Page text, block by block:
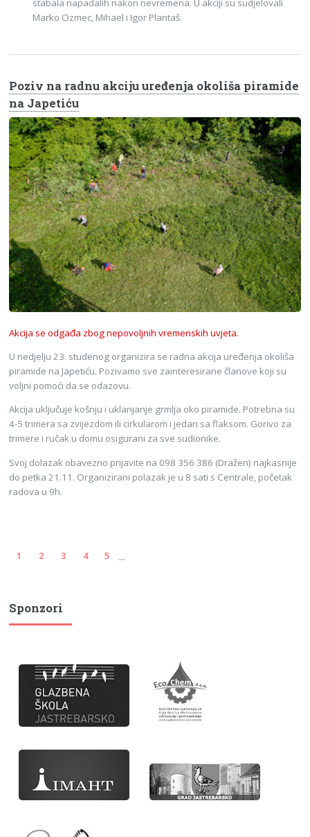
stabala napadalih nakon nevremena. U akciji su sudjelovali
Marko Ozmec, Mihael i Igor Plantaš.
Poziv na radnu akciju uređenja okoliša piramide
na Japetiću
Akcija se odgađa zbog nepovoljnih vremenskih uvjeta.
U nedjelju 23. studenog organizira se radna akcija uređenja okoliša
piramide na Japetiću. Pozivamo sve zainteresirane članove koji su
voljni pomoći da se odazovu.
Akcija uključuje košnju i uklanjanje grmlja oko piramide. Potrebna su
4-5 trimera sa zvijezdom ili cirkularom i jedan sa flaksom. Gorivo za
trimere i ručak u domu osigurani za sve sudionike.
Svoj dolazak obavezno prijavite na 098 356 386 (Dražen) najkasnije
do petka 21.11. Organizirani polazak je u 8 sati s Centrale, početak
radova u 9h.
1 2 3 4 5 ...
Sponzori